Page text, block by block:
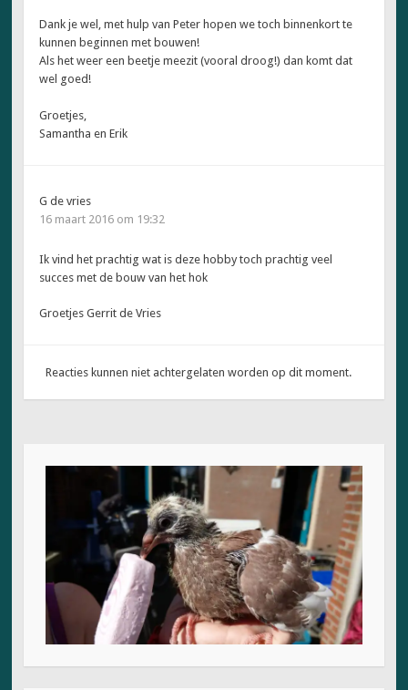
n
e
e
n
n
i
w
v
r
g
e
p
e
n
d
Dank je wel, met hulp van Peter hopen we toch binnenkort te
kunnen beginnen met bouwen!
Als het weer een beetje meezit (vooral droog!) dan komt dat
wel goed!
Groetjes,
Samantha en Erik
G de vries
16 maart 2016 om 19:32
Ik vind het prachtig wat is deze hobby toch prachtig veel
succes met de bouw van het hok
Groetjes Gerrit de Vries
Reacties kunnen niet achtergelaten worden op dit moment.